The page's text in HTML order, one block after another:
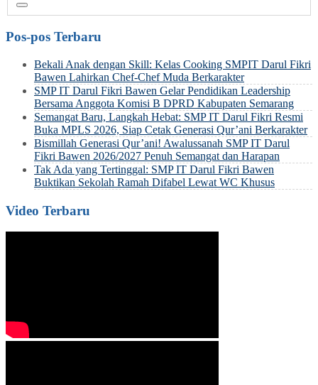
Pos-pos Terbaru
Bekali Anak dengan Skill: Kelas Cooking SMPIT Darul Fikri
Bawen Lahirkan Chef-Chef Muda Berkarakter
SMP IT Darul Fikri Bawen Gelar Pendidikan Leadership
Bersama Anggota Komisi B DPRD Kabupaten Semarang
Semangat Baru, Langkah Hebat: SMP IT Darul Fikri Resmi
Buka MPLS 2026, Siap Cetak Generasi Qur’ani Berkarakter
Bismillah Generasi Qur’ani! Awalussanah SMP IT Darul
Fikri Bawen 2026/2027 Penuh Semangat dan Harapan
Tak Ada yang Tertinggal: SMP IT Darul Fikri Bawen
Buktikan Sekolah Ramah Difabel Lewat WC Khusus
Video Terbaru